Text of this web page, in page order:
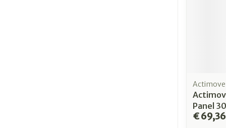
Actimove
Panel
€ 69,36